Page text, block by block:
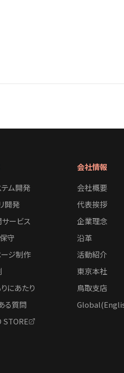
ム開発
開発
ービス
守
ジ制作
にあたり
る質問
STORE
会社情報
会社概要
代表挨拶
企業理念
沿革
活動紹介
東京本社
鳥取支店